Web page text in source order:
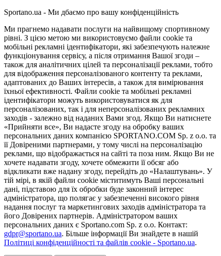
Sportano.ua - Ми дбаємо про вашу конфіденційність
Ми прагнемо надавати послуги на найвищому спортивному
рівні. З цією метою ми використовуємо файли cookie та
мобільні рекламні ідентифікатори, які забезпечують належне
функціонування сервісу, а після отримання Вашої згоди –
також для аналітичних цілей та персоналізації реклами, тобто
для відображення персоналізованого контенту та реклами,
адаптованих до Ваших інтересів, а також для вимірювання
їхньої ефективності. Файли cookie та мобільні рекламні
ідентифікатори можуть використовуватися як для
персоналізованих, так і для неперсоналізованих рекламних
заходів - залежно від наданих Вами згод. Якщо Ви натиснете
«Прийняти все», Ви надасте згоду на обробку ваших
персональних даних компанією SPORTANO.COM Sp. z o.o. та
її Довіреними партнерами, у тому числі на персоналізацію
реклами, що відображається на сайті та поза ним. Якщо Ви не
хочете надавати згоду, хочете обмежити її обсяг або
відкликати вже надану згоду, перейдіть до «Налаштувань». У
тій мірі, в якій файли cookie міститимуть Ваші персональні
дані, підставою для їх обробки буде законний інтерес
адміністратора, що полягає у забезпеченні високого рівня
надання послуг та маркетингових заходів адміністратора та
його Довірених партнерів. Адміністратором ваших
персональних даних є Sportano.com Sp. z o.o. Контакт:
gdpr@sportano.ua. Більше інформації Ви знайдете в нашій
Політиці конфіденційності та файлів cookie - Sportano.ua.